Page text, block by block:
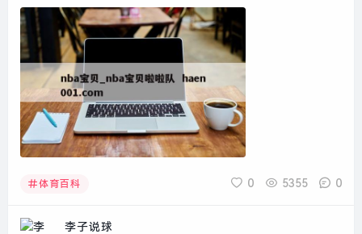
现在开始吧！本文目录一览： 1、大宝贝戴维斯,在NBA混不下去
的球员之后怎么样了?...
体育百科 0 5355 0
李子说球